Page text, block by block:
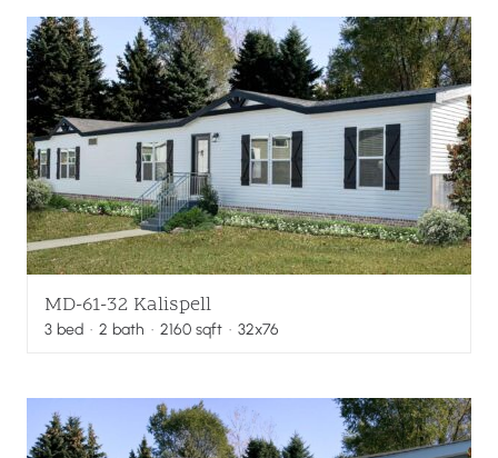
MD-61-32 Kalispell
3 bed · 2 bath · 2160 sqft· 32x76